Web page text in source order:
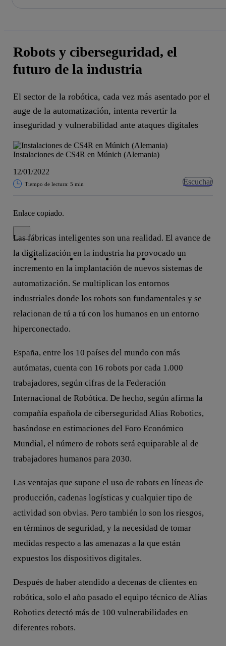
Robots y ciberseguridad, el
futuro de la industria
El sector de la robótica, cada vez más asentado por el
auge de la automatización, intenta revertir la
inseguridad y vulnerabilidad ante ataques digitales
Instalaciones de CS4R en Múnich (Alemania)
12/01/2022
Tiempo de lectura: 5 min Escuchar
Enlace copiado.
Copiar enlace
Copiar enlacefacebook twitter whatsapp
Las fábricas inteligentes son una realidad. El avance de
la digitalización en la industria ha provocado un
incremento en la implantación de nuevos sistemas de
automatización. Se multiplican los entornos
industriales donde los robots son fundamentales y se
relacionan de tú a tú con los humanos en un entorno
hiperconectado.
España, entre los 10 países del mundo con más
autómatas, cuenta con 16 robots por cada 1.000
trabajadores, según cifras de la Federación
Internacional de Robótica. De hecho, según afirma la
compañía española de ciberseguridad Alias Robotics,
basándose en estimaciones del Foro Económico
Mundial, el número de robots será equiparable al de
trabajadores humanos para 2030.
Las ventajas que supone el uso de robots en líneas de
producción, cadenas logísticas y cualquier tipo de
actividad son obvias. Pero también lo son los riesgos,
en términos de seguridad, y la necesidad de tomar
medidas respecto a las amenazas a la que están
expuestos los dispositivos digitales.
Después de haber atendido a decenas de clientes en
robótica, solo el año pasado el equipo técnico de Alias
Robotics detectó más de 100 vulnerabilidades en
diferentes robots.